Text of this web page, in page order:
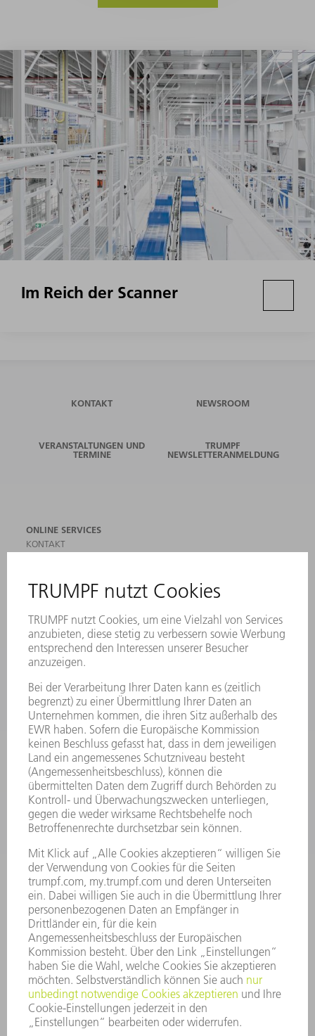
Im Reich der Scanner
KONTAKT NEWSROOM
VERANSTALTUNGEN UND
TERMINE
TRUMPF
NEWSLETTERANMELDUNG
ONLINE SERVICES
KONTAKT
VERANSTALTUNGEN UND TERMINE
NEWSLETTER-ANMELDUNG
MYTRUMPF
SICHERHEITSDATENBLÄTTER
PRODUKTE
MASCHINEN & SYSTEME
LEISTUNGSELEKTRONIK
ELEKTROWERKZEUGE
SMART FACTORY
SOFTWARE
SERVICES
ANWENDUNGEN
BRANCHEN
UNTERNEHMEN
KARRIERE
STELLENANGEBOTE
UNTERNEHMENSPROFIL
GESCHÄFTSBERICHT
UNTERNEHMENSGRUNDSÄTZE
COMPLIANCE
HINWEISGEBERSYSTEM
SECURITY
PRESSEMITTEILUNGEN
MAGAZINE
LIEFERANTEN
NACHHALTIGKEIT
UMWELT & KLIMA
SOZIALES & GESELLSCHAFT
UNTERNEHMENSFÜHRUNG